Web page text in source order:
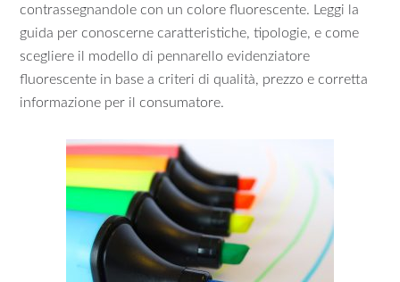
contrassegnandole con un colore fluorescente. Leggi la
guida per conoscerne caratteristiche, tipologie, e come
scegliere il modello di pennarello evidenziatore
fluorescente in base a criteri di qualità, prezzo e corretta
informazione per il consumatore.